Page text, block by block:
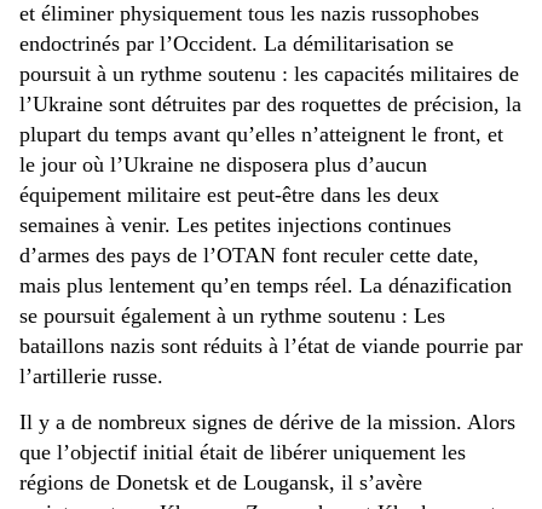
et éliminer physiquement tous les nazis russophobes
endoctrinés par l’Occident. La démilitarisation se
poursuit à un rythme soutenu : les capacités militaires de
l’Ukraine sont détruites par des roquettes de précision, la
plupart du temps avant qu’elles n’atteignent le front, et
le jour où l’Ukraine ne disposera plus d’aucun
équipement militaire est peut-être dans les deux
semaines à venir. Les petites injections continues
d’armes des pays de l’OTAN font reculer cette date,
mais plus lentement qu’en temps réel. La dénazification
se poursuit également à un rythme soutenu : Les
bataillons nazis sont réduits à l’état de viande pourrie par
l’artillerie russe.
Il y a de nombreux signes de dérive de la mission. Alors
que l’objectif initial était de libérer uniquement les
régions de Donetsk et de Lougansk, il s’avère